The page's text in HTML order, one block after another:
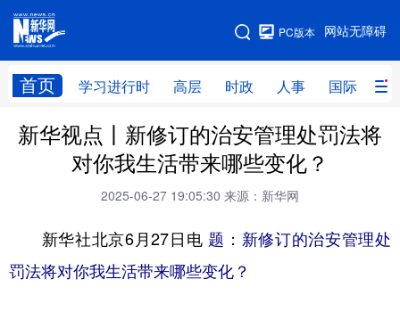
网站无障碍
PC版本
首页 学习进行时 高层 时政 人事 国际 财
网站地图
学习进行时 高层 时政 人事
财经 网评
科技 科创 量子 体育
文化 书画
新华视点丨新修订的治安管理处罚法将
对你我生活带来哪些变化？
2025-06-27 19:05:30 来源：新华网
新华社北京6月27日电 题：新修订的治安管理处
罚法将对你我生活带来哪些变化？